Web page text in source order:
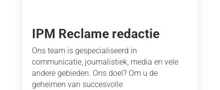
IPM Reclame redactie
Ons team is gespecialiseerd in
communicatie, journalistiek, media en vele
andere gebieden. Ons doel? Om u de
geheimen van succesvolle